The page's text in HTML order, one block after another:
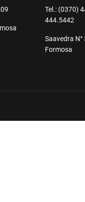
Tel.: (0370)
444.5442
Saavedra N°
Formosa